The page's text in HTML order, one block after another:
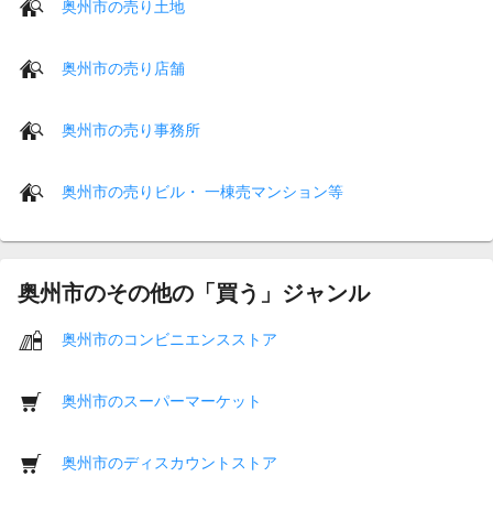
奥州市の売り土地
奥州市の売り店舗
奥州市の売り事務所
奥州市の売りビル・ 一棟売マンション等
奥州市のその他の「買う」ジャンル
奥州市のコンビニエンスストア
奥州市のスーパーマーケット
奥州市のディスカウントストア